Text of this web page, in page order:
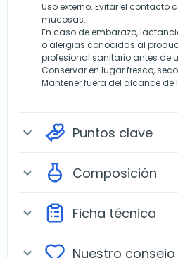
Uso externo. Evitar el contacto
mucosas.
En caso de embarazo,
o alergias conocidas al
profesional sanitario antes de
Conservar en lugar fresco,
Mantener fuera del alcance de
expand_more Puntos clave
expand_more Composición
expand_more Ficha técnica
expand_more Nuestro